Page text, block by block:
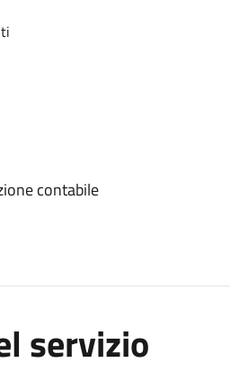
contabile
servizio